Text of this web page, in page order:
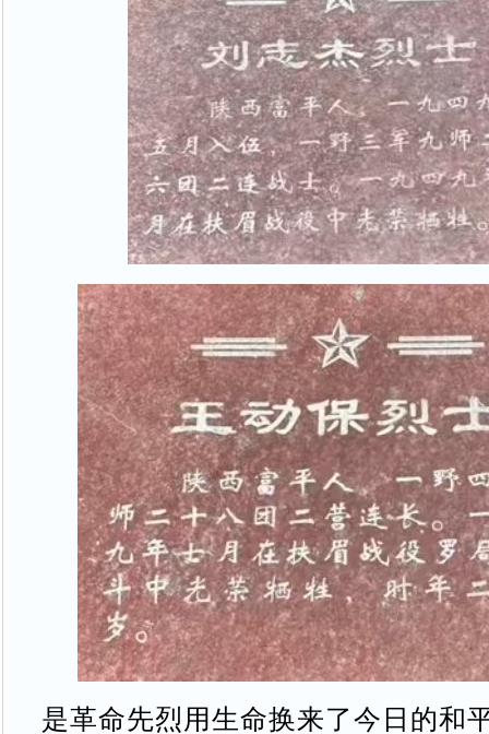
是革命先烈用生命换来了今日的和